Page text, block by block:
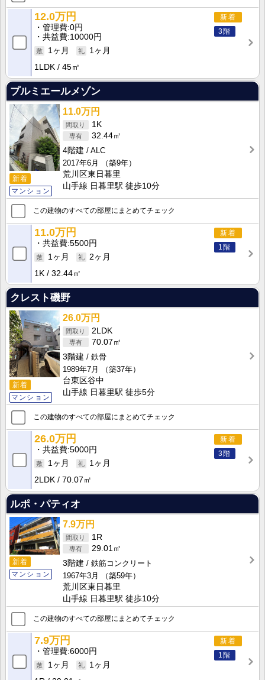
新着
3階
12.0万円
管理費 0円
共益費 10000円
1ヶ月
1ヶ月
1LDK
45㎡
プルミエールメゾン
新着
マンション
11.0万円
1K
32.44㎡
4階建
ALC
2017年6月
（築9年）
荒川区東日暮里
山手線 日暮里駅 徒歩10分
この建物のすべての部屋にまとめてチェック
新着
1階
11.0万円
共益費 5500円
1ヶ月
2ヶ月
1K
32.44㎡
クレスト磯野
新着
マンション
26.0万円
2LDK
70.07㎡
3階建
鉄骨
1989年7月
（築37年）
台東区谷中
山手線 日暮里駅 徒歩5分
この建物のすべての部屋にまとめてチェック
新着
3階
26.0万円
共益費 5000円
1ヶ月
1ヶ月
2LDK
70.07㎡
ルポ・パティオ
新着
マンション
7.9万円
1R
29.01㎡
3階建
鉄筋コンクリート
1967年3月
（築59年）
荒川区東日暮里
山手線 日暮里駅 徒歩10分
この建物のすべての部屋にまとめてチェック
新着
1階
7.9万円
管理費 6000円
1ヶ月
1ヶ月